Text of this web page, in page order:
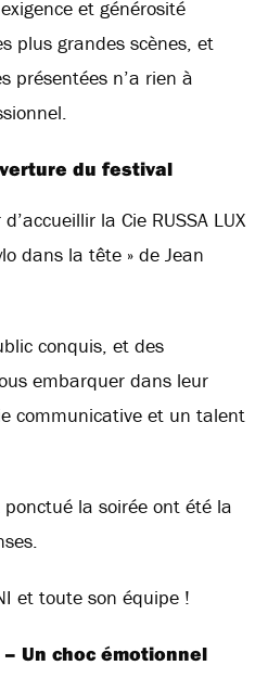
et générosité
plus grandes scènes, et
présentées n’a rien à
du festival
la Cie RUSSA LUX
dans la tête » de Jean
conquis, et des
embarquer dans leur
communicative et un talent
la soirée ont été la
et toute son équipe !
Un choc émotionnel